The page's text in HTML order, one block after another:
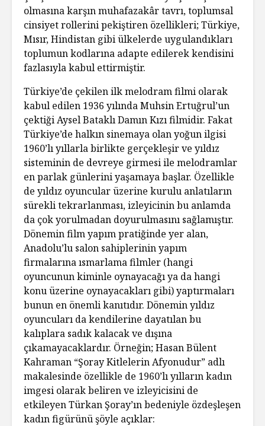
olmasına karşın muhafazakâr tavrı, toplumsal
cinsiyet rollerini pekiştiren özellikleri; Türkiye,
Mısır, Hindistan gibi ülkelerde uygulandıkları
toplumun kodlarına adapte edilerek kendisini
fazlasıyla kabul ettirmiştir.
Türkiye’de çekilen ilk melodram filmi olarak
kabul edilen 1936 yılında Muhsin Ertuğrul’un
çektiği Aysel Bataklı Damın Kızı filmidir. Fakat
Türkiye’de halkın sinemaya olan yoğun ilgisi
1960’lı yıllarla birlikte gerçekleşir ve yıldız
sisteminin de devreye girmesi ile melodramlar
en parlak günlerini yaşamaya başlar. Özellikle
de yıldız oyuncular üzerine kurulu anlatıların
sürekli tekrarlanması, izleyicinin bu anlamda
da çok yorulmadan doyurulmasını sağlamıştır.
Dönemin film yapım pratiğinde yer alan,
Anadolu’lu salon sahiplerinin yapım
firmalarına ısmarlama filmler (hangi
oyuncunun kiminle oynayacağı ya da hangi
konu üzerine oynayacakları gibi) yaptırmaları
bunun en önemli kanıtıdır. Dönemin yıldız
oyuncuları da kendilerine dayatılan bu
kalıplara sadık kalacak ve dışına
çıkamayacaklardır. Örneğin; Hasan Bülent
Kahraman “Şoray Kitlelerin Afyonudur” adlı
makalesinde özellikle de 1960’lı yılların kadın
imgesi olarak beliren ve izleyicisini de
etkileyen Türkan Şoray’ın bedeniyle özdeşleşen
kadın figürünü şöyle açıklar: